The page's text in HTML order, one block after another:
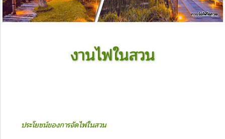
งานไฟในสวน
ประโยชน์ของการจัดไฟในสวน